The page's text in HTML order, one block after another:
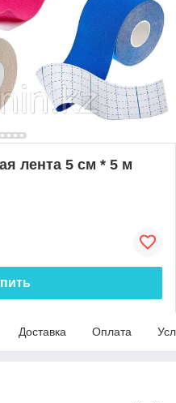
лента 5 см * 5 м
Доставка Оплата